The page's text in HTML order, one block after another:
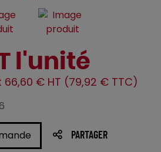
l'unité
€ HT (79,92 € TTC)
PARTAGER